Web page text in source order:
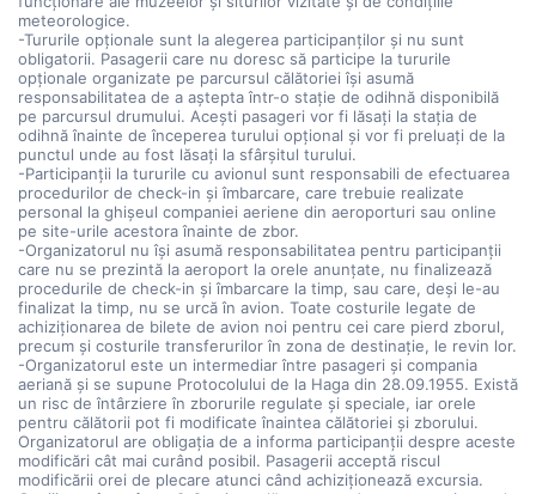
meteorologice.
-Tururile opționale sunt la alegerea participanților și nu sunt
obligatorii. Pasagerii care nu doresc să participe la tururile
opționale organizate pe parcursul călătoriei își asumă
responsabilitatea de a aștepta într-o stație de odihnă disponibilă
pe parcursul drumului. Acești pasageri vor fi lăsați la stația de
odihnă înainte de începerea turului opțional și vor fi preluați de la
punctul unde au fost lăsați la sfârșitul turului.
-Participanții la tururile cu avionul sunt responsabili de efectuarea
procedurilor de check-in și îmbarcare, care trebuie realizate
personal la ghișeul companiei aeriene din aeroporturi sau online
pe site-urile acestora înainte de zbor.
-Organizatorul nu își asumă responsabilitatea pentru participanții
care nu se prezintă la aeroport la orele anunțate, nu finalizează
procedurile de check-in și îmbarcare la timp, sau care, deși le-au
finalizat la timp, nu se urcă în avion. Toate costurile legate de
achiziționarea de bilete de avion noi pentru cei care pierd zborul,
precum și costurile transferurilor în zona de destinație, le revin lor.
-Organizatorul este un intermediar între pasageri și compania
aeriană și se supune Protocolului de la Haga din 28.09.1955. Există
un risc de întârziere în zborurile regulate și speciale, iar orele
pentru călătorii pot fi modificate înaintea călătoriei și zborului.
Organizatorul are obligația de a informa participanții despre aceste
modificări cât mai curând posibil. Pasagerii acceptă riscul
modificării orei de plecare atunci când achiziționează excursia.